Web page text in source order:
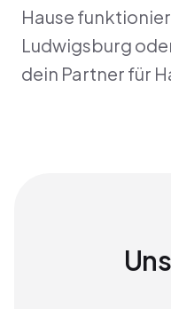
Hause
Ludwigsburg
dein Partner für